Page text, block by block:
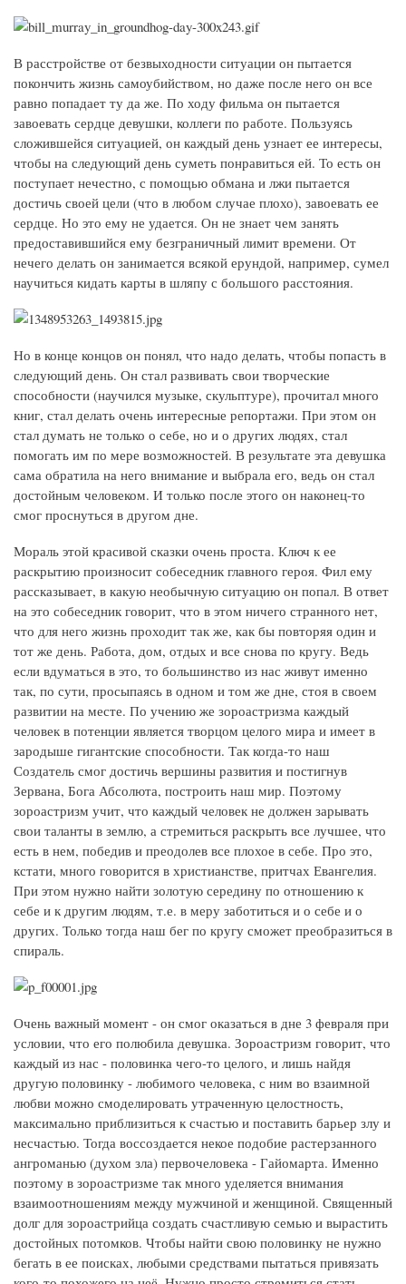
В расстройстве от безвыходности ситуации он пытается
покончить жизнь самоубийством, но даже после него он все
равно попадает ту да же. По ходу фильма он пытается
завоевать сердце девушки, коллеги по работе. Пользуясь
сложившейся ситуацией, он каждый день узнает ее интересы,
чтобы на следующий день суметь понравиться ей. То есть он
поступает нечестно, с помощью обмана и лжи пытается
достичь своей цели (что в любом случае плохо), завоевать ее
сердце. Но это ему не удается. Он не знает чем занять
предоставившийся ему безграничный лимит времени. От
нечего делать он занимается всякой ерундой, например, сумел
научиться кидать карты в шляпу с большого расстояния.
Но в конце концов он понял, что надо делать, чтобы попасть в
следующий день. Он стал развивать свои творческие
способности (научился музыке, скульптуре), прочитал много
книг, стал делать очень интересные репортажи. При этом он
стал думать не только о себе, но и о других людях, стал
помогать им по мере возможностей. В результате эта девушка
сама обратила на него внимание и выбрала его, ведь он стал
достойным человеком. И только после этого он наконец-то
смог проснуться в другом дне.
Мораль этой красивой сказки очень проста. Ключ к ее
раскрытию произносит собеседник главного героя. Фил ему
рассказывает, в какую необычную ситуацию он попал. В ответ
на это собеседник говорит, что в этом ничего странного нет,
что для него жизнь проходит так же, как бы повторяя один и
тот же день. Работа, дом, отдых и все снова по кругу. Ведь
если вдуматься в это, то большинство из нас живут именно
так, по сути, просыпаясь в одном и том же дне, стоя в своем
развитии на месте. По учению же зороастризма каждый
человек в потенции является творцом целого мира и имеет в
зародыше гигантские способности. Так когда-то наш
Создатель смог достичь вершины развития и постигнув
Зервана, Бога Абсолюта, построить наш мир. Поэтому
зороастризм учит, что каждый человек не должен зарывать
свои таланты в землю, а стремиться раскрыть все лучшее, что
есть в нем, победив и преодолев все плохое в себе. Про это,
кстати, много говорится в христианстве, притчах Евангелия.
При этом нужно найти золотую середину по отношению к
себе и к другим людям, т.е. в меру заботиться и о себе и о
других. Только тогда наш бег по кругу сможет преобразиться в
спираль.
Очень важный момент - он смог оказаться в дне 3 февраля при
условии, что его полюбила девушка. Зороастризм говорит, что
каждый из нас - половинка чего-то целого, и лишь найдя
другую половинку - любимого человека, с ним во взаимной
любви можно смоделировать утраченную целостность,
максимально приблизиться к счастью и поставить барьер злу и
несчастью. Тогда воссоздается некое подобие растерзанного
ангроманью (духом зла) первочеловека - Гайомарта. Именно
поэтому в зороастризме так много уделяется внимания
взаимоотношениям между мужчиной и женщиной. Священный
долг для зороастрийца создать счастливую семью и вырастить
достойных потомков. Чтобы найти свою половинку не нужно
бегать в ее поисках, любыми средствами пытаться привязать